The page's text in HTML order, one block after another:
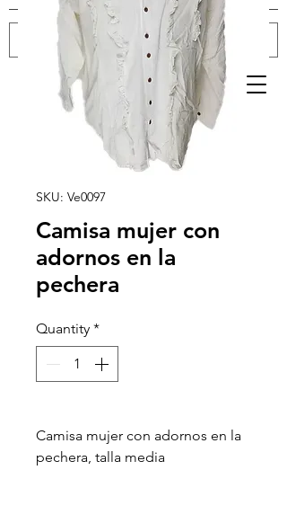
Log In
SKU: Ve0097
Camisa mujer con
adornos en la
pechera
Quantity *
Camisa mujer con adornos en la
pechera, talla media